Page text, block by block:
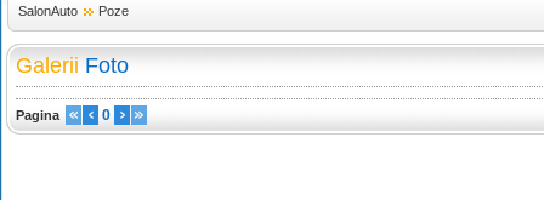
SalonAuto Poze
Galerii Foto
Pagina 0